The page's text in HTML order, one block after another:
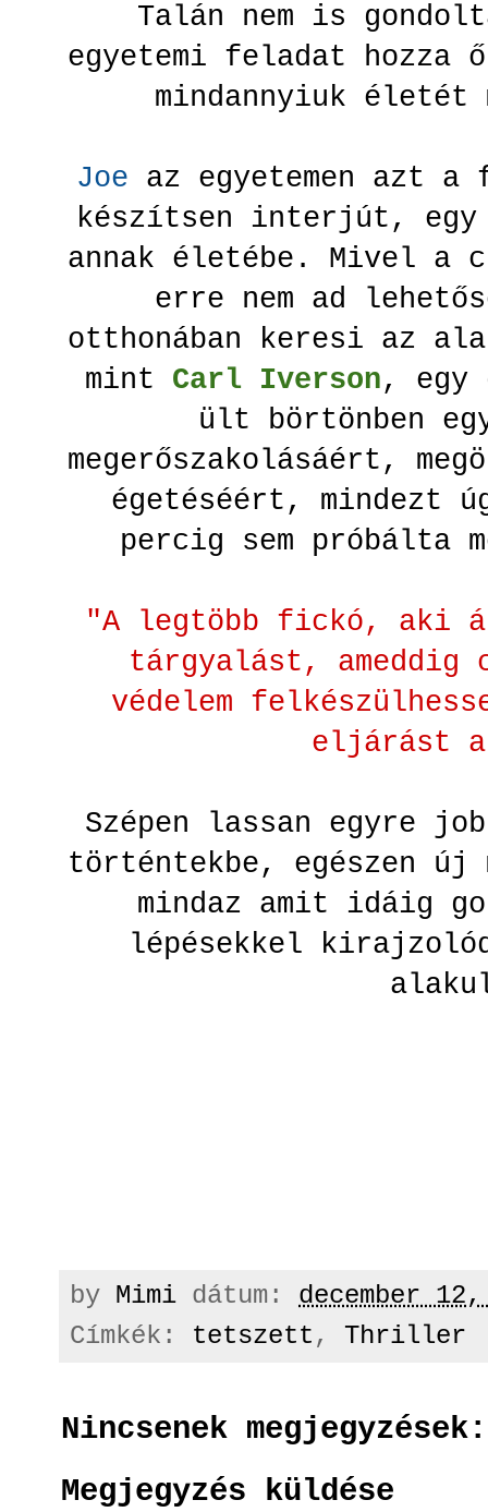
Talán nem is
egyetemi feladat hozza
mindannyiuk
Joe az egyetemen azt
készítsen interjút, egy
annak életébe. Mivel a
erre nem ad
otthonában keresi az
mint Carl Iverson, egy
ült börtönben
megerőszakolásáért,
égetéséért, mindezt
percig sem próbálta
"A legtöbb fickó, aki
tárgyalást, ameddig
védelem
eljárást
Szépen lassan egyre
történtekbe, egészen
mindaz amit idáig
lépésekkel
by Mimi dátum: december
Címkék: tetszett , Thriller
Nincsenek megjegyzések:
Megjegyzés küldése